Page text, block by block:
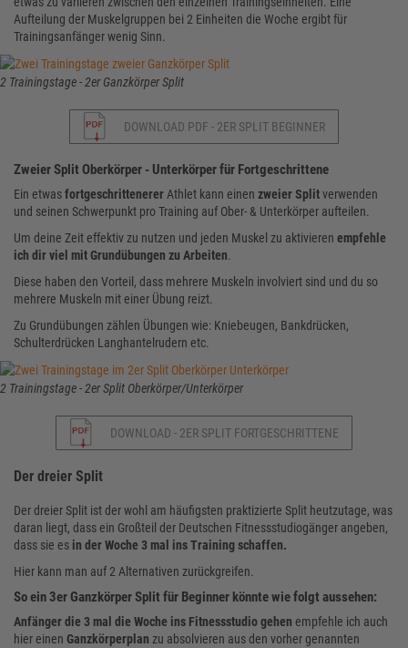
Aufteilung der Muskelgruppen bei 2 Einheiten die Woche ergibt für
Trainingsanfänger wenig Sinn.
2 Trainingstage - 2er Ganzkörper Split
DOWNLOAD PDF - 2ER SPLIT BEGINNER
Zweier Split Oberkörper - Unterkörper für Fortgeschrittene
Ein etwasfortgeschrittenerer Athlet kann einen zweier Splitverwenden
und seinen Schwerpunkt pro Training auf Ober- & Unterkörper aufteilen.
Um deine Zeit effektiv zu nutzen und jeden Muskel zu aktivieren empfehle
ich dir viel mit Grundübungen zu Arbeiten.
Diese haben den Vorteil, dass mehrere Muskeln involviert sind und du so
mehrere Muskeln mit einer Übung reizt.
Zu Grundübungen zählen Übungen wie: Kniebeugen, Bankdrücken,
Schulterdrücken Langhantelrudern etc.
2 Trainingstage - 2er Split Oberkörper/Unterkörper
DOWNLOAD - 2ER SPLIT FORTGESCHRITTENE
Der dreier Split
Der dreier Split ist der wohl am häufigsten praktizierte Split heutzutage, was
daran liegt, dass ein Großteil der Deutschen Fitnessstudiogänger angeben,
dass sie es in der Woche 3 mal ins Training schaffen.
Hier kann man auf 2 Alternativen zurückgreifen.
So ein 3er Ganzkörper Split für Beginner könnte wie folgt aussehen:
Anfängerdie 3 mal die Woche ins Fitnessstudio gehen empfehle ich auch
hier einen Ganzkörperplan zu absolvieren aus den vorher genannten